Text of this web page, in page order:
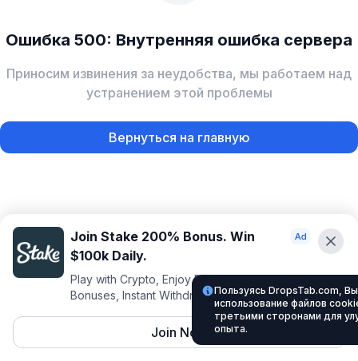
Ошибка 500: Внутренняя ошибка сервера
Приносим извинения за неудобства, мы работаем над
устранением этой проблемы
Вернуться на главную
Join Stake 200% Bonus. Win
$100k Daily.
Play with Crypto, Enjoy Best VIP Club, Daily
Bonuses, Instant Withdrawals.
Join Now
Пользуясь DropsTab.com,
использование файлов
третьими сторонами для
опыта.